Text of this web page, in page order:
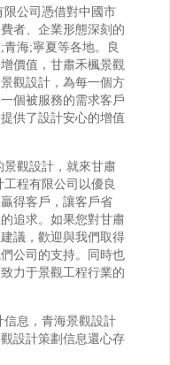
公司憑借對中國市
者、企業形態深刻的
海;寧夏等各地。良
價值，甘肅禾楓景觀
觀設計，為每一個方
個被服務的需求客戶
供了設計安心的增值
景觀設計，就來甘肅
程有限公司以優良
得客戶，讓客戶省
追求。如果您對甘肅
議，歡迎與我們取得
公司的支持。同時也
力于景觀工程行業的
息，青海景觀設計
設計策劃信息還心存